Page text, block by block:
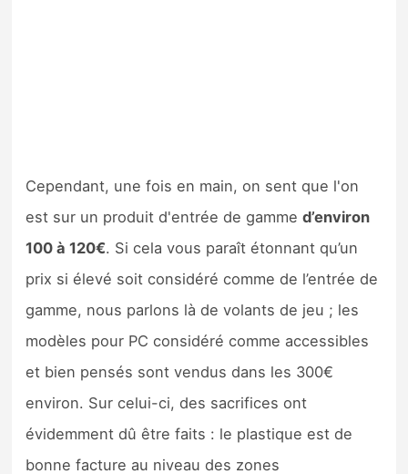
Cependant, une fois en main, on sent que l'on
est sur un produit d'entrée de gammed’environ
100 à 120€. Si cela vous paraît étonnant qu’un
prix si élevé soit considéré comme de l’entrée de
gamme, nous parlons là de volants de jeu ; les
modèles pour PC considéré comme accessibles
et bien pensés sont vendus dans les 300€
environ. Sur celui-ci, des sacrifices ont
évidemment dû être faits : le plastique est de
bonne facture au niveau des zones